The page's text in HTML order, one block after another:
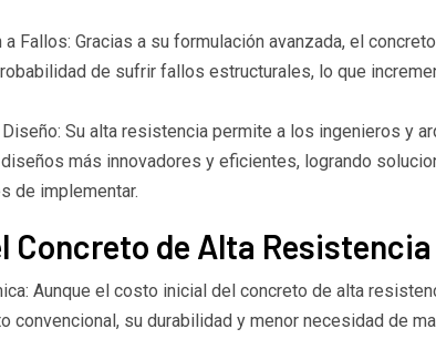
Fallos: Gracias a su formulación avanzada, el
de sufrir fallos estructurales, lo que
Su alta resistencia permite a los ingenieros y
más innovadores y eficientes, logrando
de implementar.
Concreto de Alta Resistencia
Aunque el costo inicial del concreto de alta
convencional, su durabilidad y menor necesidad de